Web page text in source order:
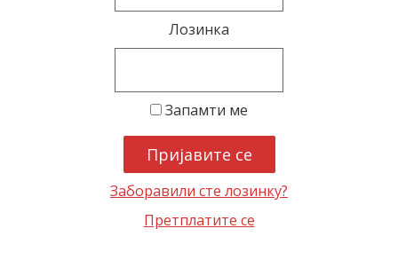
Лозинка
Запамти ме
Заборавили сте лозинку?
Претплатите се